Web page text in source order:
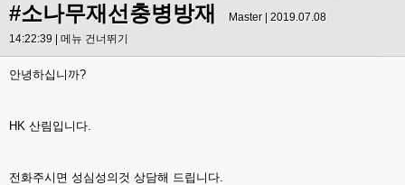
#소나무재선충병방재
Master | 2019.07.08
14:22:39 | 메뉴 건너뛰기
안녕하십니까?
HK 산림입니다.
전화주시면 성심성의것 상담해 드립니다.